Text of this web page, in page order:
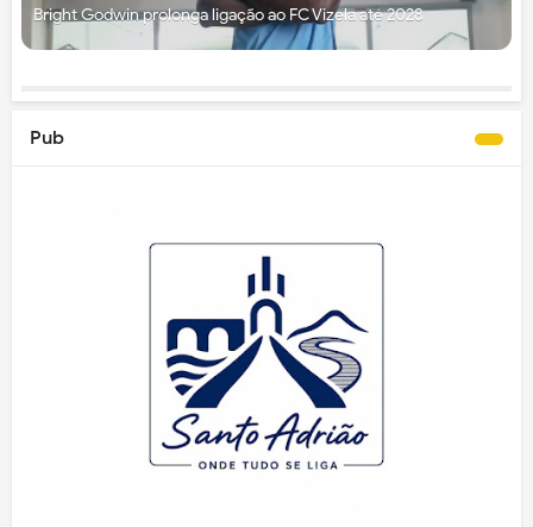
Bright Godwin prolonga ligação ao FC Vizela até 2028
Pub